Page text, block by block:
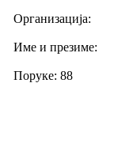
Организација:
Име и презиме:
Поруке: 88